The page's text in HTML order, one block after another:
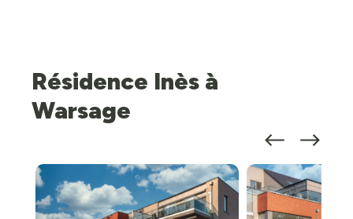
Résidence Inès à
Warsage